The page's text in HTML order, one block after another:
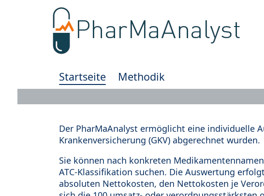
Startseite Methodik
Der PharMaAnalyst ermöglicht eine individuelle
Krankenversicherung (GKV) abgerechnet wurden.
Sie können nach konkreten
ATC-Klassifikation suchen. Die Auswertung
absoluten Nettokosten, den Nettokosten je